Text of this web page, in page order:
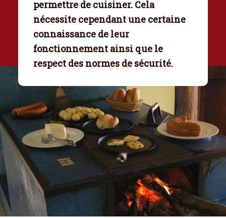
permettre de cuisiner. Cela
nécessite cependant une certaine
connaissance de leur
fonctionnement ainsi que le
respect des normes de sécurité.